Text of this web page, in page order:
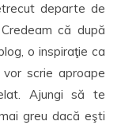
departe de
că după
o inspiraţie ca
scrie aproape
Ajungi să te
greu dacă eşti